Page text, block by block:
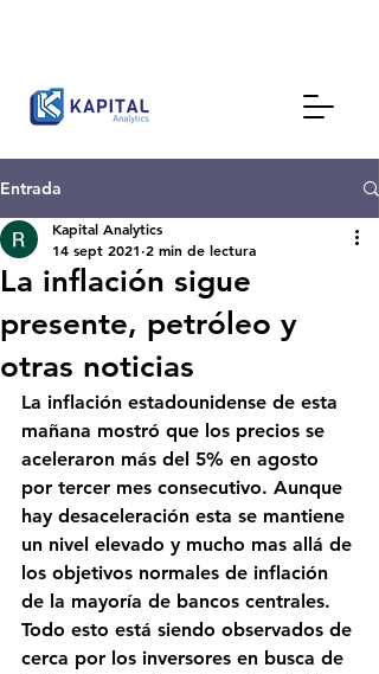
Entrada
La inflación sigue
presente, petróleo y
otras noticias
Kapital Analytics
14 sept 2021 2 min de lectura
La inflación estadounidense de esta
mañana mostró que los precios se
aceleraron más del 5% en agosto
por tercer mes consecutivo. Aunque
hay desaceleración esta se mantiene
un nivel elevado y mucho mas allá de
los objetivos normales de inflación
de la mayoría de bancos centrales.
Todo esto está siendo observados de
cerca por los inversores en busca de